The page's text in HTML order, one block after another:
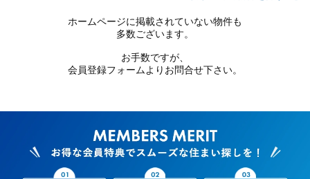
ホームページに掲載されていない物件も
多数ございます。
お手数ですが、
会員登録フォームよりお問合せ下さい。